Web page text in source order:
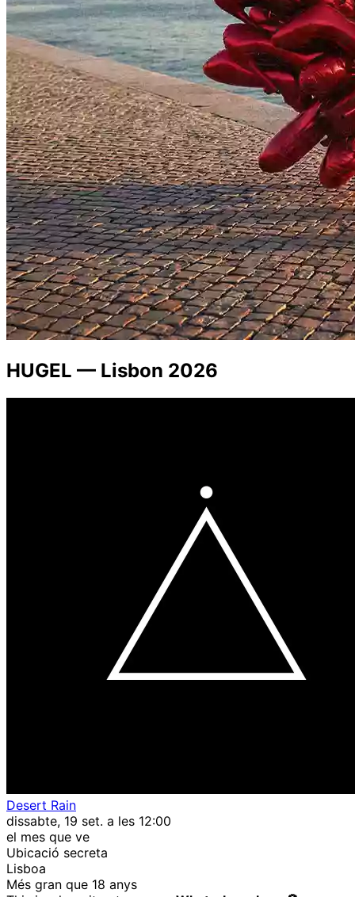
HUGEL — Lisbon 2026
Desert Rain
dissabte, 19 set. a les 12:00
el mes que ve
Ubicació secreta
Lisboa
Més gran que 18 anys